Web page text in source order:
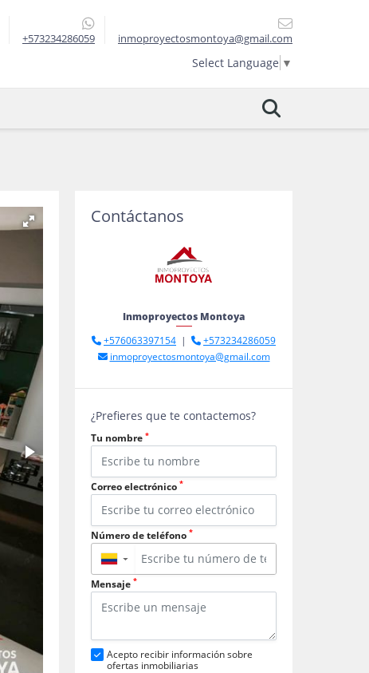
+573234286059 inmoproyectosmontoya@gmail.com
Select Language ▼
Contáctanos
Inmoproyectos Montoya
+576063397154 |
+573234286059
inmoproyectosmontoya@gmail.com
¿Prefieres que te contactemos?
Tu nombre *
Correo electrónico *
Número de teléfono *
▼
Mensaje *
Acepto recibir información sobre
ofertas inmobiliarias